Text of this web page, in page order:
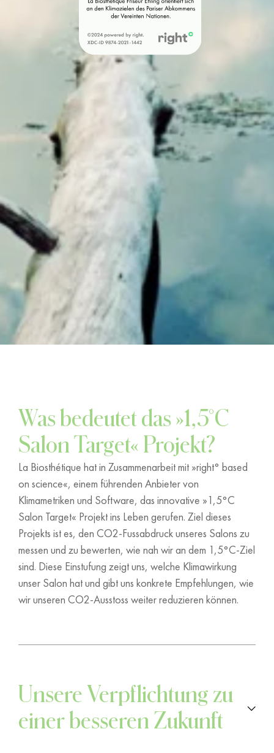
Was bedeutet das »1,5°C
Salon Target« Projekt?
La Biosthétique hat in Zusammenarbeit mit »right° based
on science«, einem führenden Anbieter von
Klimametriken und Software, das innovative »1,5°C
Salon Target« Projekt ins Leben gerufen. Ziel dieses
Projekts ist es, den CO2-Fussabdruck unseres Salons zu
messen und zu bewerten, wie nah wir an dem 1,5°C-Ziel
sind. Diese Einstufung zeigt uns, welche Klimawirkung
unser Salon hat und gibt uns konkrete Empfehlungen, wie
wir unseren CO2-Ausstoss weiter reduzieren können.
Unsere Verpflichtung zu
einer besseren Zukunft